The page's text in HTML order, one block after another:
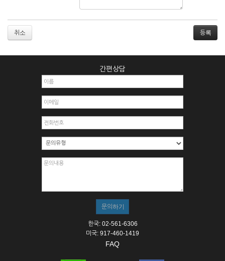
거절하거나 취소할 수 있으며, 실명으로 등록하지 않은 자의 일
2. 개인정보를 허위로 기재하여 신청할 경우
3. 경쟁 관게에 있는 이용자가 신청할 경우
4. 타인의 서비스 이용을 방해하거나, 정보를 도용한 경우
6. 이용자가 영업활동 또는 부정한 용도로 본 서비스를 이용할
7. 회사의 정보를 사전 승낙 없이 전재, 변조, 복사하여 이용하
8. 기타 회사가 정한 제반 사항을 위반하며 신청하는 경우
제5조 (서비스의 이용 및 중지)
② 시스템 점검, 교체 및 고장, 기술적인 이유, 국가비상사태, 정
스가 불가능할 경우 회사는 사전 공지나 예고 없이 서비스의 전
부 또는 일부를 일시적 또는 영구적으로 중지할 수 있습니다.
③ 기타 회사는 서비스를 제공할 수 없는 합당한 사유가 발생한
④ 회사는 제 2항 및 제 3항의 사유로 서비스의 제공이 일시적
취소
간편상담
한국: 02-561-6306
미국: 917-460-1419
FAQ